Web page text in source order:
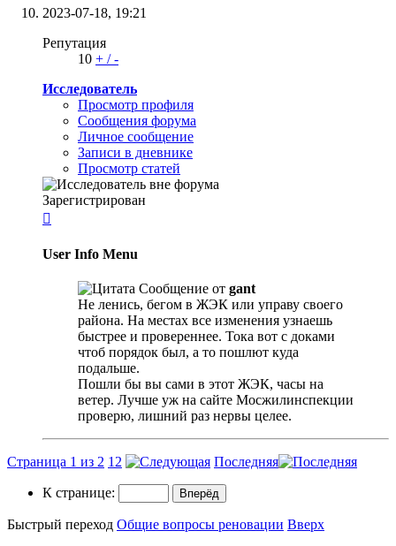
2023-07-18, 19:21
Репутация
10 + /-
Исследователь
Просмотр профиля
Сообщения форума
Личное сообщение
Записи в дневнике
Просмотр статей
Зарегистрирован

User Info Menu
Сообщение от gant
Не ленись, бегом в ЖЭК или управу своего
района. На местах все изменения узнаешь
быстрее и провереннее. Тока вот с доками
чтоб порядок был, а то пошлют куда
подальше.
Пошли бы вы сами в этот ЖЭК, часы на
ветер. Лучше уж на сайте Мосжилинспекции
проверю, лишний раз нервы целее.
Страница 1 из 2 1 2 Последняя
К странице:
Быстрый переход Общие вопросы реновации Вверх